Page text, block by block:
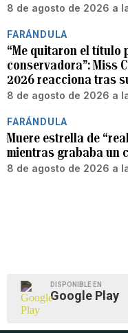
8 de agosto de 2026 a
FARÁNDULA
“Me quitaron el título
conservadora”: Miss
2026 reacciona tras
8 de agosto de 2026 a
FARÁNDULA
Muere estrella de
mientras grababa un
8 de agosto de 2026 a
DISPONIBLE EN
Google Play